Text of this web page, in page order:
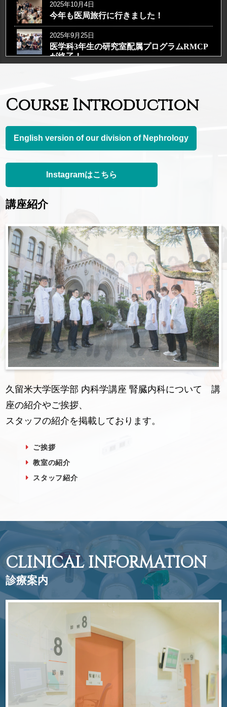
2026年3月15日
第16回日本腎臓リハビリテーション学会が久留米
にて開催される！
2025年11月13日
助成（基礎）研究助成金を獲得！
2025年11月10日
アメリカ腎臓学会がヒューストンにて開催され
る！
奈良にて日本腎臓学会西部学術大会が開催され
る！
2025年10月4日
今年も医局旅行に行きました！
2025年9月25日
医学科3年生の研究室配属プログラムRMCP
が終了！
2024年12月26日
スト診療科賞に2年連続で腎臓内科が選ばれ
ました！
2024年12月19日
2024年の腎臓内科大忘年会開催される！
2024年10月20日
研究室配属（RMCP）が終了！3年生の皆さ
ん、お疲れ様でした！
2024年5月27日
ストックホルムで行われた欧州腎臓学会に
参加！
Course Introduction
English version of our division of Nephrology
Instagramはこちら
講座紹介
久留米大学医学部 内科学講座 腎臓内科について 講
座の紹介やご挨拶、
スタッフの紹介を掲載しております。
ご挨拶
教室の紹介
スタッフ紹介
CLINICAL INFORMATION
診療案内